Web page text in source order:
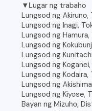
▼Lugar ng trabaho
Lungsod ng Akiruno,
Lungsod ng Inagi,
Lungsod ng Hamura,
Lungsod ng
Lungsod ng
Lungsod ng
Lungsod ng Kodaira,
Lungsod ng
Lungsod ng Kiyose,
Bayan ng Mizuho,